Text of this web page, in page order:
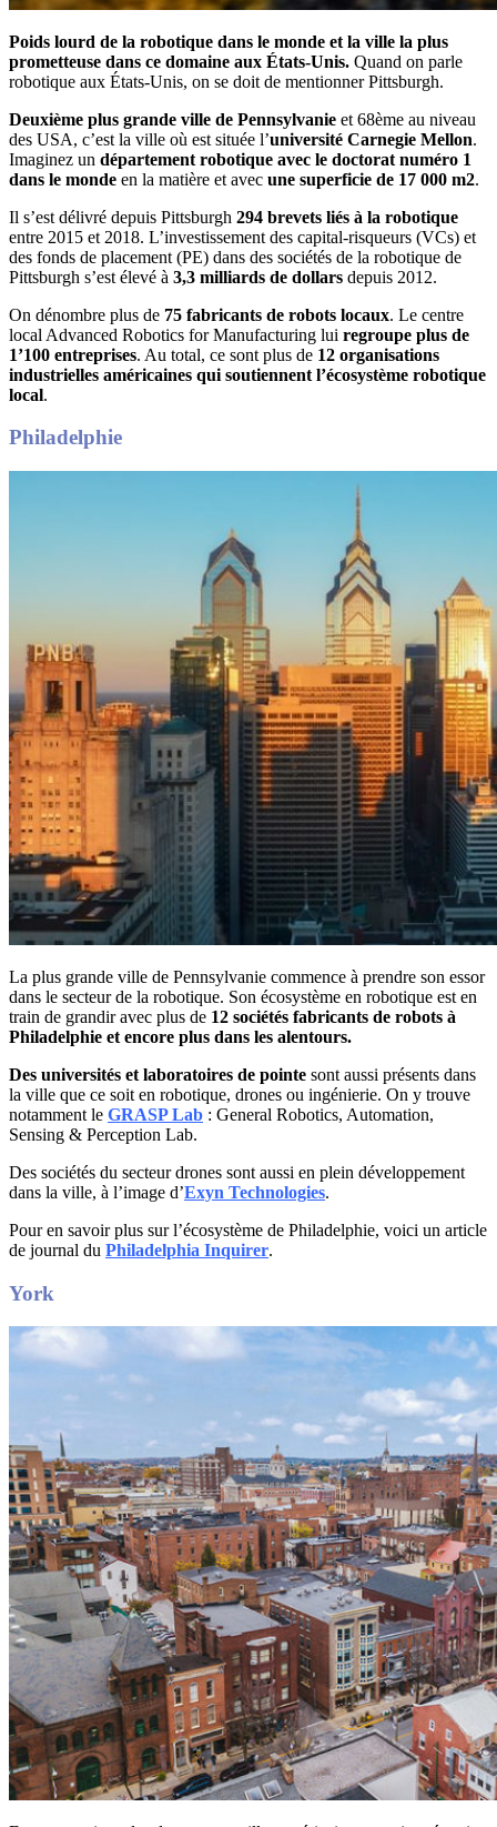
Poids lourd de la robotique dans le monde et la ville la plus
prometteuse dans ce domaine aux États-Unis. Quand on parle
robotique aux États-Unis, on se doit de mentionner Pittsburgh.
Deuxième plus grande ville de Pennsylvanie et 68ème au niveau
des USA, c’est la ville où est située l’université Carnegie Mellon.
Imaginez un département robotique avec le doctorat numéro 1
dans le monde en la matière et avec une superficie de 17 000 m2.
Il s’est délivré depuis Pittsburgh 294 brevets liés à la robotique
entre 2015 et 2018. L’investissement des capital-risqueurs (VCs) et
des fonds de placement (PE) dans des sociétés de la robotique de
Pittsburgh s’est élevé à 3,3 milliards de dollars depuis 2012.
On dénombre plus de 75 fabricants de robots locaux. Le centre
local Advanced Robotics for Manufacturing lui regroupe plus de
1’100 entreprises. Au total, ce sont plus de 12 organisations
industrielles américaines qui soutiennent l’écosystème robotique
local.
Philadelphie
La plus grande ville de Pennsylvanie commence à prendre son essor
dans le secteur de la robotique. Son écosystème en robotique est en
train de grandir avec plus de 12 sociétés fabricants de robots à
Philadelphie et encore plus dans les alentours.
Des universités et laboratoires de pointe sont aussi présents dans
la ville que ce soit en robotique, drones ou ingénierie. On y trouve
notamment le GRASP Lab : General Robotics, Automation,
Sensing & Perception Lab.
Des sociétés du secteur drones sont aussi en plein développement
dans la ville, à l’image d’Exyn Technologies.
Pour en savoir plus sur l’écosystème de Philadelphie, voici un article
de journal du Philadelphia Inquirer.
York